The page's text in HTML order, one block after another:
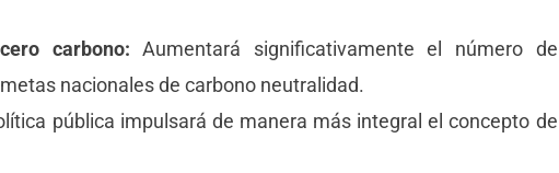
carbono: Aumentará significativamente el número de
nacionales de carbono neutralidad.
pública impulsará de manera más integral el concepto de